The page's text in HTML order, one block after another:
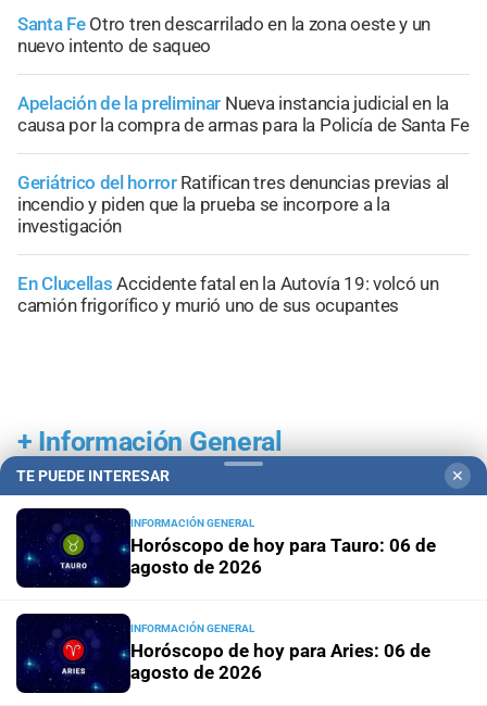
Santa Fe Otro tren descarrilado en la zona oeste y un
nuevo intento de saqueo
Apelación de la preliminar Nueva instancia judicial en la
causa por la compra de armas para la Policía de Santa Fe
Geriátrico del horror Ratifican tres denuncias previas al
incendio y piden que la prueba se incorpore a la
investigación
En Clucellas Accidente fatal en la Autovía 19: volcó un
camión frigorífico y murió uno de sus ocupantes
+Información General
TE PUEDE INTERESAR ✕
INFORMACIÓN GENERAL
Horóscopo de hoy para Tauro: 06 de
agosto de 2026
INFORMACIÓN GENERAL
Horóscopo de hoy para Aries: 06 de
agosto de 2026